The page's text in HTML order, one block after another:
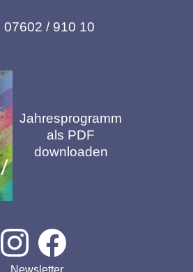
07602 / 910 10
Jahresprogramm
als PDF
downloaden
Newsletter